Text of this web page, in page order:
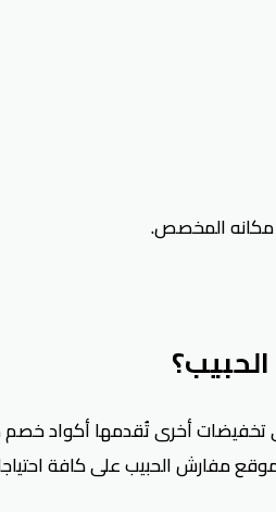
مفارش الحبيب تصل 40%، بالإضافة إلى